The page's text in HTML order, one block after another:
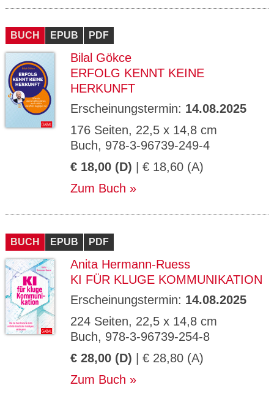
BUCH EPUB PDF
Bilal Gökce
ERFOLG KENNT KEINE
HERKUNFT
Erscheinungstermin: 14.08.2025
176 Seiten, 22,5 x 14,8 cm
Buch, 978-3-96739-249-4
€ 18,00 (D) | € 18,60 (A)
Zum Buch
BUCH EPUB PDF
Anita Hermann-Ruess
KI FÜR KLUGE KOMMUNIKATION
Erscheinungstermin: 14.08.2025
224 Seiten, 22,5 x 14,8 cm
Buch, 978-3-96739-254-8
€ 28,00 (D) | € 28,80 (A)
Zum Buch